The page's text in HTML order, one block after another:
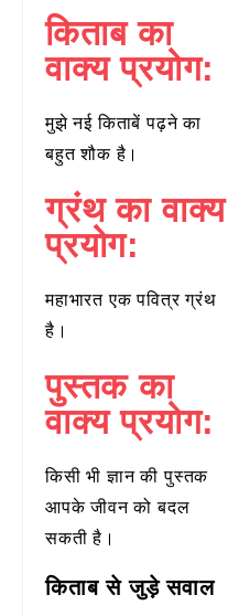
किताब का
वाक्य प्रयोग:
मुझे नई किताबें पढ़ने का
बहुत शौक है।
ग्रंथ का वाक्य
प्रयोग:
महाभारत एक पवित्र ग्रंथ
है।
पुस्तक का
वाक्य प्रयोग:
किसी भी ज्ञान की पुस्तक
आपके जीवन को बदल
सकती है।
किताब से जुड़े सवाल